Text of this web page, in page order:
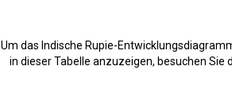
Um das Indische Rupie-
in dieser Tabelle anzuzeigen, besuchen Sie